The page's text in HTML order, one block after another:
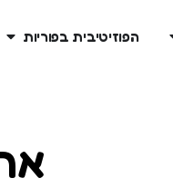
הפוזיטיבית בפוריות